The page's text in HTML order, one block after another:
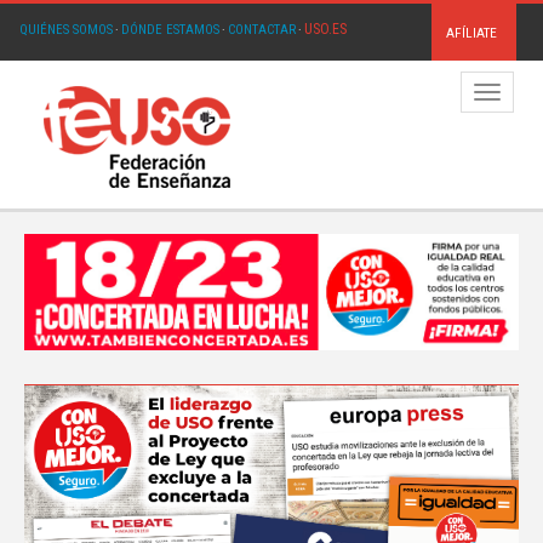
QUIÉNES SOMOS· DÓNDE ESTAMOS· CONTACTAR· USO.ES AFÍLIATE
Menú